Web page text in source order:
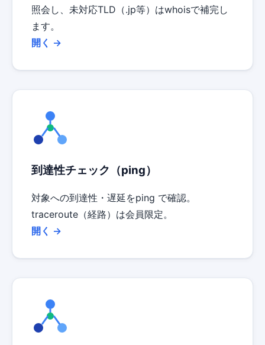
照会し、未対応TLD（.jp等）はwhoisで補完し
ます。
開く →
到達性チェック（ping）
対象への到達性・遅延をping で確認。
traceroute（経路）は会員限定。
開く →